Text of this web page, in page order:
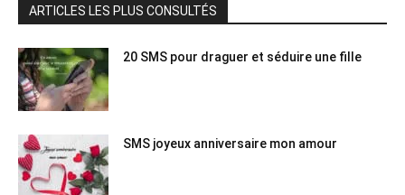
ARTICLES LES PLUS CONSULTÉS
20 SMS pour draguer et séduire une fille
SMS joyeux anniversaire mon amour